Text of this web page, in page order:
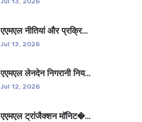
एएमएल नीतियां और प्रक्रि...
Jul 13, 2026
एएमएल लेनदेन निगरानी निय...
Jul 12, 2026
एएमएल ट्रांजैक्शन मॉनिट�...